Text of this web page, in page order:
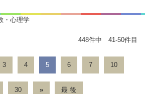
・心理学
448件中 41-50件目
3 4 5 6 7 10
30 » 最 後